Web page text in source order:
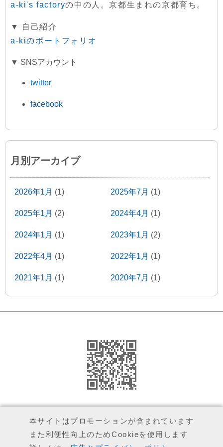
a-ki's factoryの中の人。京都生まれの京都育ち。
▼ 自己紹介
a-kiのポートフォリオ
▼ SNSアカウント
twitter
facebook
月別アーカイブ
2026年1月 (1) 2025年7月 (1)
2025年1月 (2) 2024年4月 (1)
2024年1月 (1) 2023年1月 (2)
2022年4月 (1) 2022年1月 (1)
2021年1月 (1) 2020年7月 (1)
2020年1月(2) 2019年5月(2)
2018年8月
2018年4月
2018年2月
2018年1月(1) 2017年12月(1)
(1) 2017年10月
広告とプライバシーポリシー
本サイトはプロモーションが含まれています
また利便性向上のためCookieを使用します